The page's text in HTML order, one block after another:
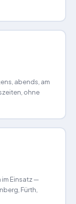
abends, am
ohne
im Einsatz —
Fürth,